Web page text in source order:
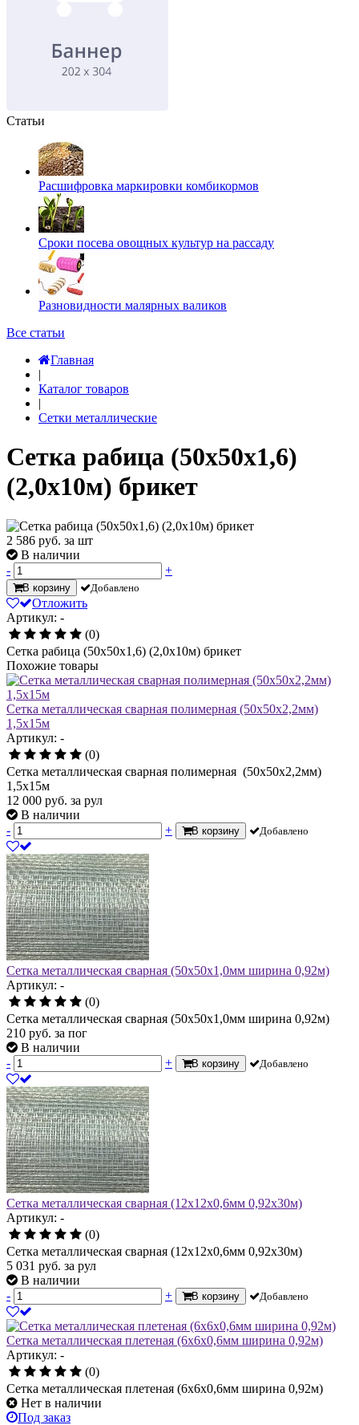
Статьи
Расшифровка маркировки комбикормов
Сроки посева овощных культур на рассаду
Разновидности малярных валиков
Все статьи
Главная
|
Каталог товаров
|
Сетки металлические
Сетка рабица (50х50х1,6)
(2,0х10м) брикет
2 586 руб. за шт
В наличии
-
+
В корзину Добавлено
Отложить
Артикул: -
(0)
Сетка рабица (50х50х1,6) (2,0х10м) брикет
Похожие товары
Сетка металлическая сварная полимерная (50х50х2,2мм)
1,5х15м
Артикул: -
(0)
Сетка металлическая сварная полимерная (50х50х2,2мм)
1,5х15м
12 000 руб. за рул
В наличии
-
+ В корзину Добавлено
Сетка металлическая сварная (50х50х1,0мм ширина 0,92м)
Артикул: -
(0)
Сетка металлическая сварная (50х50х1,0мм ширина 0,92м)
210 руб. за пог
В наличии
-
+ В корзину Добавлено
Сетка металлическая сварная (12х12х0,6мм 0,92х30м)
Артикул: -
(0)
Сетка металлическая сварная (12х12х0,6мм 0,92х30м)
5 031 руб. за рул
В наличии
-
+ В корзину Добавлено
Сетка металлическая плетеная (6х6х0,6мм ширина 0,92м)
Артикул: -
(0)
Сетка металлическая плетеная (6х6х0,6мм ширина 0,92м)
Нет в наличии
Под заказ